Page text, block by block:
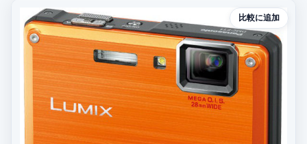
比較に追加